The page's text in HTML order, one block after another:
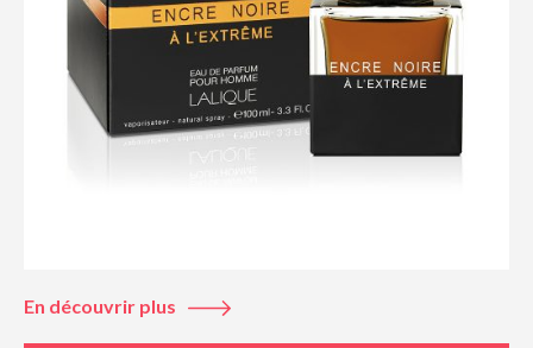
En découvrir plus